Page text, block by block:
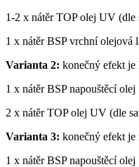
1-2 x nátěr TOP olej UV (dle
1 x nátěr BSP vrchní olejová
Varianta 2: konečný efekt
1 x nátěr BSP napouštěcí olej
2 x nátěr TOP olej UV (dle
Varianta 3: konečný efekt je
1 x nátěr BSP napouštěcí olej